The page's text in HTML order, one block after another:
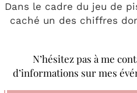
Dans le cadre du jeu de
caché un des chiffres
N’hésitez pas à me
d’informations sur mes